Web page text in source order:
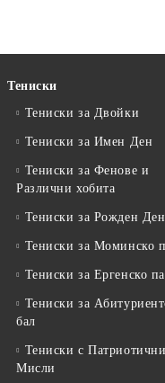
Тениски
Тениски за Двойки
Тениски за Имен Ден
Тениски за Фенове и
Различни хобита
Тениски за Рожден Ден
Тениски за Mоминско
Тениски за Eргенско
Тениски за
бал
Тениски с Патриотични
Мисли